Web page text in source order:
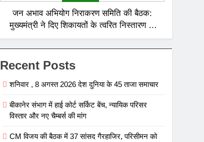
जन अभाव अभियोग निराकरण समिति की बैठक:
मुख्यमंत्री ने दिए शिकायतों के त्वरित निस्तारण के
निर्देश; अनावश्यक बिजली कटौती पर सख्त रुख
Recent Posts
शनिवार , 8 अगस्त 2026 देश दुनिया के 45 ताजा समाचार
बीकानेर संभाग में हाई कोर्ट सर्किट बेंच, न्यायिक परिसर
विस्तार और नए चैम्बर्स की मांग
CM विजय की बैठक में 37 सांसद गैरहाजिर, परिसीमन को